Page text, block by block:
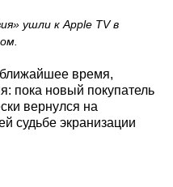
ушли к Apple TV в
время,
пока новый покупатель
вернулся на
судьбе экранизации